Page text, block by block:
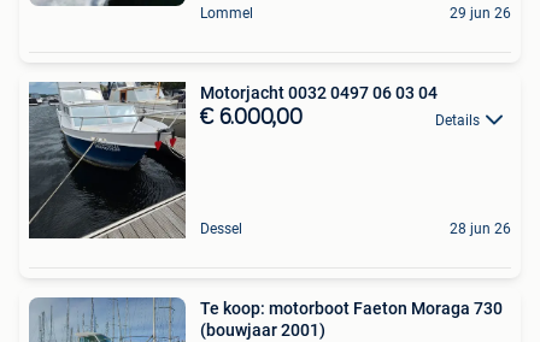
Lommel 29 jun 26
Motorjacht 0032 0497 06 03 04
€ 6.000,00 Details
Dessel 28 jun 26
Te koop: motorboot Faeton Moraga 730
(bouwjaar 2001)